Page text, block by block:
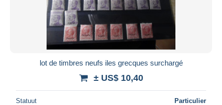
lot de timbres neufs iles grecques surchargé
± US$ 10,40
Statuut Particulier